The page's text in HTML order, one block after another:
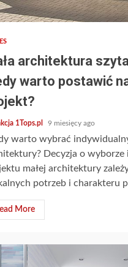
read
architektura
warto postawić
1Tops.pl 9 miesięcy ago
warto wybrać
Decyzja o wyborze
małej architektury
potrzeb i charakteru
More